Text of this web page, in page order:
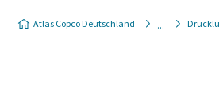
Atlas Copco Deutschland